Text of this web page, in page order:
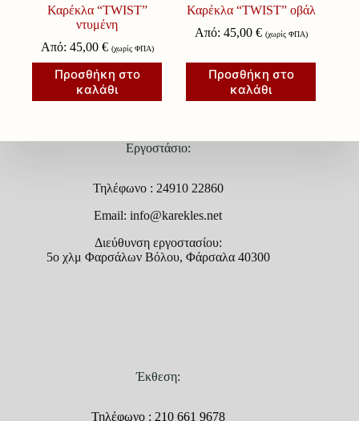
Καρέκλα “TWIST”
ντυμένη
Από: 45,00 € (χωρίς ΦΠΑ)
Προσθήκη στο
καλάθι
Καρέκλα “TWIST” οβάλ
Από: 45,00 € (χωρίς ΦΠΑ)
Προσθήκη στο
καλάθι
Εργοστάσιο:
Τηλέφωνο : 24910 22860
Email: info@karekles.net
Διεύθυνση εργοστασίου:
5ο χλμ Φαρσάλων Βόλου, Φάρσαλα 40300
Έκθεση:
Τηλέφωνο : 210 661 9678